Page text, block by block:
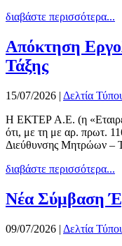
διαβάστε περισσότερα...
Απόκτηση
Τάξης
15/07/2026 | Δελτία
Η ΕΚΤΕΡ Α.Ε. (η
ότι, με τη με αρ. πρωτ.
Διεύθυνσης Μητρώων –
διαβάστε περισσότερα...
Νέα Σύμβαση
09/07/2026 | Δελτία